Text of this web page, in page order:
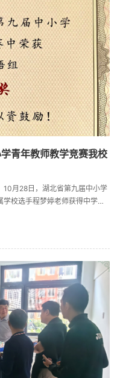
青年教师教学竞赛我校
10月28日，湖北省第九届中小学
校选手程梦婷老师获得中学英
学语文组、数学组、英语组、思
。经过激烈的角逐，程梦婷最
组一等奖第二名的佳绩，充分